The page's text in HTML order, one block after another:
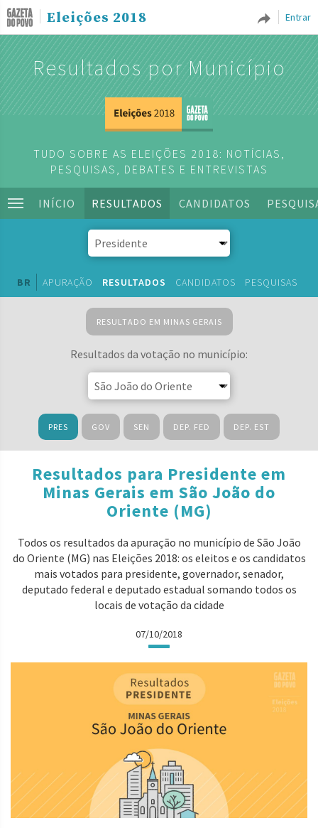
Entrar
Eleições 2018
Resultados por Município
TUDO SOBRE AS ELEIÇÕES 2018: NOTÍCIAS,
PESQUISAS, DEBATES E ENTREVISTAS
INÍCIO RESULTADOS CANDIDATOS
BR APURAÇÃO RESULTADOS CANDIDATOS PESQUISAS
RESULTADO EM MINAS GERAIS
Resultados da votação no município:
PRES GOV SEN DEP. FED DEP. EST
Resultados para Presidente em
Minas Gerais em São João do
Oriente (MG)
Todos os resultados da apuração no município de São João
do Oriente (MG) nas Eleições 2018: os eleitos e os candidatos
mais votados para presidente, governador, senador,
deputado federal e deputado estadual somando todos os
locais de votação da cidade
07/10/2018